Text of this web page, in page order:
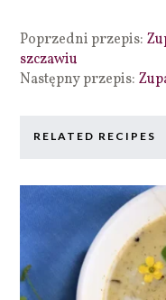
Poprzedni przepis:
szczawiu
Następny przepis:
RELATED RECIPES